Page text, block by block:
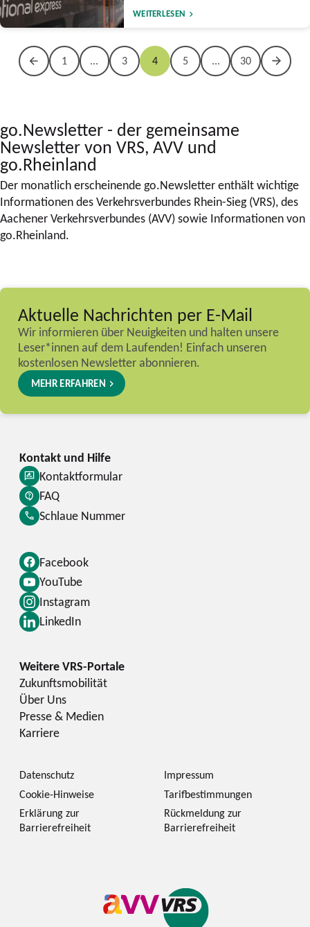
WEITERLESEN
1 ... 3 4 5 ... 30
go.Newsletter - der gemeinsame
Newsletter von VRS, AVV und
go.Rheinland
Der monatlich erscheinende go.Newsletter enthält wichtige
Informationen des Verkehrsverbundes Rhein-Sieg (VRS), des
Aachener Verkehrsverbundes (AVV) sowie Informationen von
go.Rheinland.
Aktuelle Nachrichten per E-Mail
Wir informieren über Neuigkeiten und halten unsere
Leser*innen auf dem Laufenden! Einfach unseren
kostenlosen Newsletter abonnieren.
MEHR ERFAHREN
Facebook
YouTube
Instagram
LinkedIn
Kontaktformular
FAQ
Schlaue Nummer
Zukunftsmobilität
Über Uns
Presse & Medien
Karriere
Datenschutz
Impressum
Cookie-Hinweise
Tarifbestimmungen
Erklärung zur
Barrierefreiheit
Rückmeldung zur
Barrierefreiheit